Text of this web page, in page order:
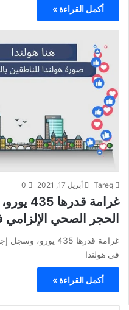
أكمل القراءة »
Tareq أبريل 17, 2021 0
غرامة
الحجر الصحي الإلزامي
غرامة قدرها 435
في هولندا
أكمل القراءة »